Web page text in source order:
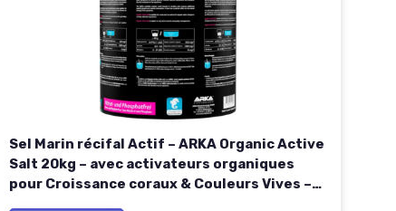
Sel Marin récifal Actif – ARKA Organic Active
Salt 20kg – avec activateurs organiques
pour Croissance coraux & Couleurs Vives –